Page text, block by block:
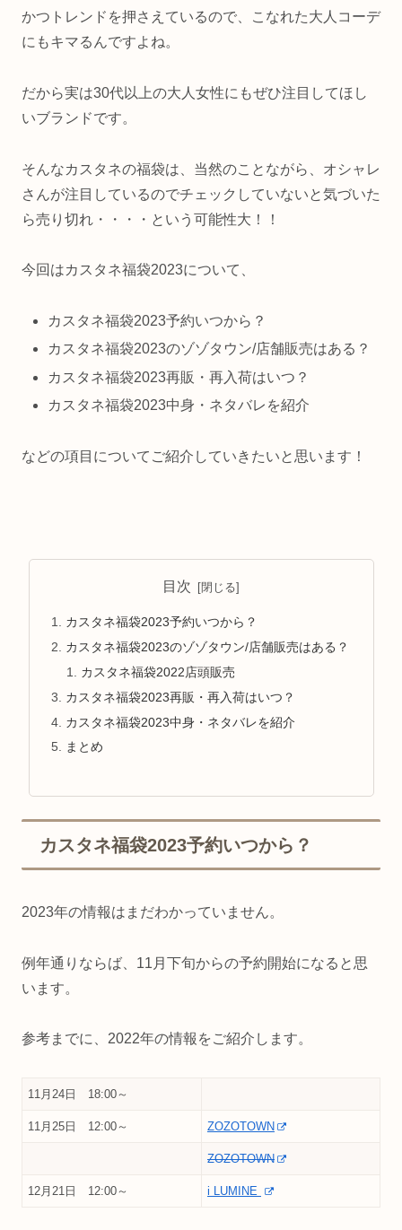
かつトレンドを押さえているので、こなれた大人コーデ
にもキマるんですよね。
だから実は30代以上の大人女性にもぜひ注目してほし
いブランドです。
そんなカスタネの福袋は、当然のことながら、オシャレ
さんが注目しているのでチェックしていないと気づいた
ら売り切れ・・・・という可能性大！！
今回はカスタネ福袋2023について、
カスタネ福袋2023予約いつから？
カスタネ福袋2023のゾゾタウン/店舗販売はある？
カスタネ福袋2023再販・再入荷はいつ？
カスタネ福袋2023中身・ネタバレを紹介
などの項目についてご紹介していきたいと思います！
目次
カスタネ福袋2023予約いつから？
カスタネ福袋2023のゾゾタウン/店舗販売はある？
カスタネ福袋2022店頭販売
カスタネ福袋2023再販・再入荷はいつ？
カスタネ福袋2023中身・ネタバレを紹介
まとめ
カスタネ福袋2023予約いつから？
2023年の情報はまだわかっていません。
例年通りならば、11月下旬からの予約開始になると思
います。
参考までに、2022年の情報をご紹介します。
11月24日 18:00～
11月25日 12:00～ ZOZOTOWN
ZOZOTOWN
12月21日 12:00～ i LUMINE